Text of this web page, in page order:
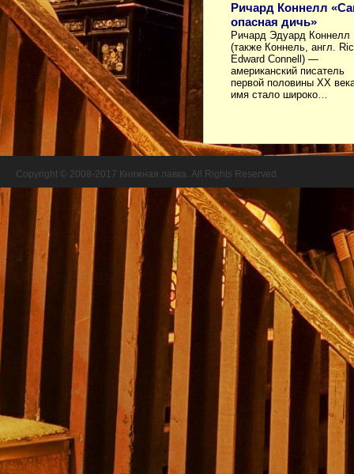
Ричард Коннелл
опасная дичь»
Ричард Эдуард Коннелл
(также Коннель, англ.
Edward Connell) —
американский писатель
первой половины XX
имя стало широко…
Copyright © 2008-2017 Книжная лавка. All Rights Reserved.